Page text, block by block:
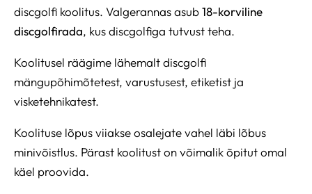
discgolfi koolitus. Valgerannas asub18-korviline
discgolfirada, kus discgolfiga tutvust teha.
Koolitusel räägime lähemalt discgolfi
mängupõhimõtetest, varustusest, etiketist ja
visketehnikatest.
Koolituse lõpus viiakse osalejate vahel läbi lõbus
minivõistlus. Pärast koolitust on võimalik õpitut omal
käel proovida.